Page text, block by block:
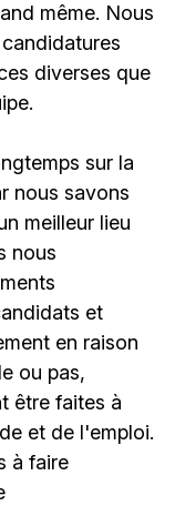
même. Nous
diverses que
sur la
nous savons
meilleur lieu
nous
et
en raison
ou pas,
être faites à
et de l'emploi.
à faire